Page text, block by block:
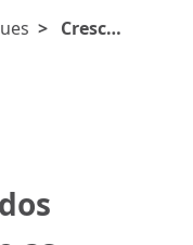
> Cresce